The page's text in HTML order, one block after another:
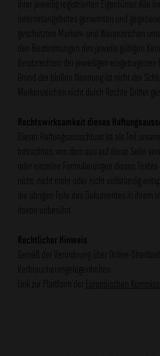
ihrer jeweilig registrierten Eigentümer. Alle
Internetangebotes genannten und
geschützten Marken- und Warenzeichen
den Bestimmungen des jeweils gültigen
Besitzrechten der jeweiligen eingetragenen
Grund der bloßen Nennung ist nicht der
Markenzeichen nicht durch Rechte Dritter
Rechtswirksamkeit dieses
Dieser Haftungsausschluss ist als Teil
betrachten, von dem aus auf diese Seite
oder einzelne Formulierungen dieses
nicht, nicht mehr oder nicht vollständig
die übrigen Teile des Dokumentes in ihrem
davon unberührt.
Rechtlicher Hinweis
Gemäß der Verordnung über Online-
Verbraucherangelegenheiten
Link zur Plattform der
Europäischen